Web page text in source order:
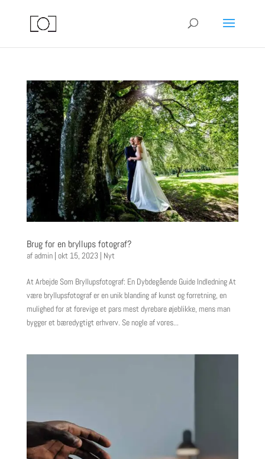
Brug for en bryllups fotograf?
af admin| okt 15, 2023| Nyt
At Arbejde Som Bryllupsfotograf: En Dybdegående Guide Indledning At
være bryllupsfotograf er en unik blanding af kunst og forretning, en
mulighed for at forevige et pars mest dyrebare øjeblikke, mens man
bygger et bæredygtigt erhverv. Se nogle af vores...